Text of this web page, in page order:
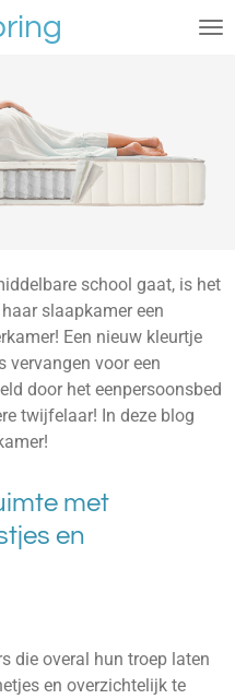
school gaat, is het
slaapkamer een
Een nieuw kleurtje
vervangen voor een
door het eenpersoonsbed
twijfelaar! In deze blog
met
en
die overal hun troep laten
en overzichtelijk te